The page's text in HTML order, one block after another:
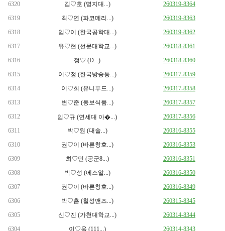
6320
김♡호 (명지대...)
260319-8364
6319
최♡연 (파코메리...)
260319-8363
6318
임♡이 (한국공학대...)
260319-8362
6317
유♡현 (선문대학교...)
260318-8361
6316
정♡ (D...)
260318-8360
6315
이♡정 (한국방송통...)
260317-8359
6314
이♡희 (유니푸드...)
260317-8358
6313
변♡준 (동보식품...)
260317-8357
6312
임♡규 (연세대 아�...)
260317-8356
6311
박♡원 (대솔...)
260316-8355
6310
권♡이 (바른창호...)
260316-8353
6309
최♡민 (공군8...)
260316-8351
6308
박♡성 (에스알...)
260316-8350
6307
권♡이 (바른창호...)
260316-8349
6306
박♡흠 (칠성맨즈...)
260315-8345
6305
신♡진 (가천대학교...)
260314-8344
6304
이♡욱 (111...) 260314-8343